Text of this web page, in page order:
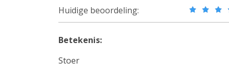
Huidige beoordeling:
Betekenis:
Stoer